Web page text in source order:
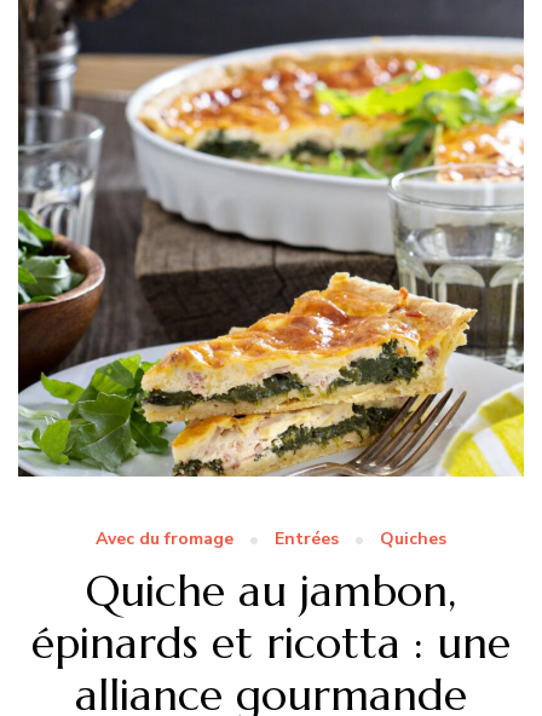
Avec du fromage Entrées Quiches
Quiche au jambon,
épinards et ricotta : une
alliance gourmande